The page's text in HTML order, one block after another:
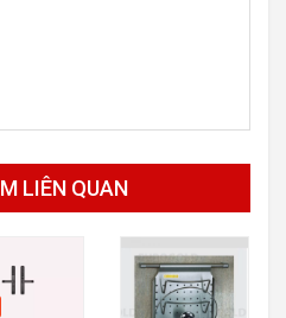
LIÊN QUAN